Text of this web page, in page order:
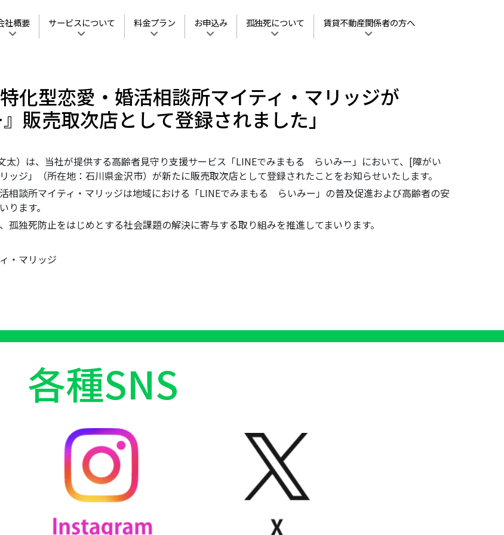
社概要 サービスについて 料金プラン お申込み 孤独死について 賃貸不動産関係者の方へ
化型恋愛・婚活相談所マイティ・マリッジが
販売取次店として登録されました」
）は、当社が提供する高齢者見守り支援サービス「LINEでみまもる らいみー」において、[障がい
ジ」（所在地：石川県金沢市）が新たに販売取次店として登録されたことをお知らせいたします。
相談所マイティ・マリッジは地域における「LINEでみまもる らいみー」の普及促進および高齢者の安
ます。
独死防止をはじめとする社会課題の解決に寄与する取り組みを推進してまいります。
・マリッジ
各種SNS